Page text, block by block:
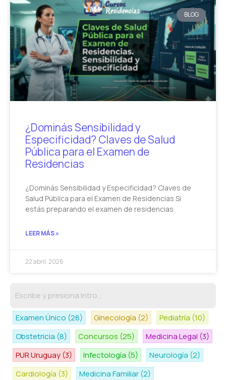
BLOG
¿Dominás Sensibilidad y
Especificidad? Claves de Salud
Pública para el Examen de
Residencias
¿Dominás Sensibilidad y Especificidad? Claves de
Salud Pública para el Examen de Residencias Si
estás preparando el examen de residencias
LEER MÁS »
22 abril, 2026
Examen Único (28) Ginecología (2) Pediatría (10)
Obstetricia (8) Concursos (25) Medicina Legal (3)
PUR Uruguay (3) Infectología (5) Neurología (2)
Cardiología (3) Medicina Familiar (2)